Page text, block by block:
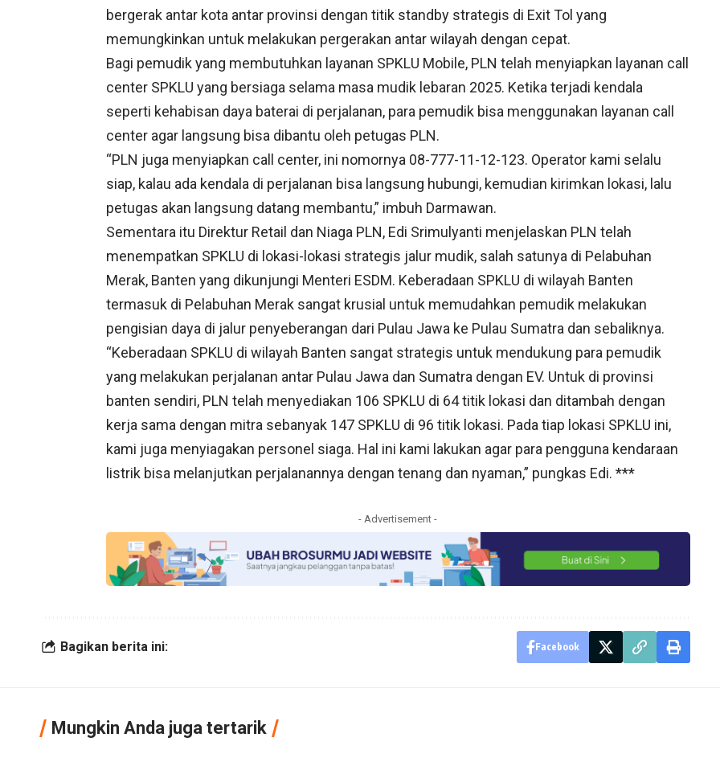
bergerak antar kota antar provinsi dengan titik standby strategis di Exit Tol yang
memungkinkan untuk melakukan pergerakan antar wilayah dengan cepat.
Bagi pemudik yang membutuhkan layanan SPKLU Mobile, PLN telah menyiapkan layanan call
center SPKLU yang bersiaga selama masa mudik lebaran 2025. Ketika terjadi kendala
seperti kehabisan daya baterai di perjalanan, para pemudik bisa menggunakan layanan call
center agar langsung bisa dibantu oleh petugas PLN.
“PLN juga menyiapkan call center, ini nomornya 08-777-11-12-123. Operator kami selalu
siap, kalau ada kendala di perjalanan bisa langsung hubungi, kemudian kirimkan lokasi, lalu
petugas akan langsung datang membantu,” imbuh Darmawan.
Sementara itu Direktur Retail dan Niaga PLN, Edi Srimulyanti menjelaskan PLN telah
menempatkan SPKLU di lokasi-lokasi strategis jalur mudik, salah satunya di Pelabuhan
Merak, Banten yang dikunjungi Menteri ESDM. Keberadaan SPKLU di wilayah Banten
termasuk di Pelabuhan Merak sangat krusial untuk memudahkan pemudik melakukan
pengisian daya di jalur penyeberangan dari Pulau Jawa ke Pulau Sumatra dan sebaliknya.
“Keberadaan SPKLU di wilayah Banten sangat strategis untuk mendukung para pemudik
yang melakukan perjalanan antar Pulau Jawa dan Sumatra dengan EV. Untuk di provinsi
banten sendiri, PLN telah menyediakan 106 SPKLU di 64 titik lokasi dan ditambah dengan
kerja sama dengan mitra sebanyak 147 SPKLU di 96 titik lokasi. Pada tiap lokasi SPKLU ini,
kami juga menyiagakan personel siaga. Hal ini kami lakukan agar para pengguna kendaraan
listrik bisa melanjutkan perjalanannya dengan tenang dan nyaman,” pungkas Edi. ***
- Advertisement -
Bagikan berita ini: Facebook
Mungkin Anda juga tertarik